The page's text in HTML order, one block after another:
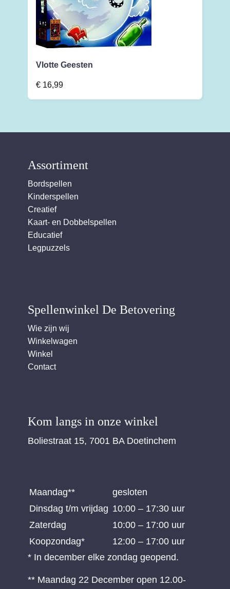
Vlotte Geesten
€ 16,99
Assortiment
Bordspellen
Kinderspellen
Creatief
Kaart- en Dobbelspellen
Educatief
Legpuzzels
Spellenwinkel De Betover​ing
Wie zijn wij
Winkelwagen
Winkel
Contact
Kom langs in onze winkel
Boliestraat 15, 7001 BA Doetinchem
Maandag**
gesloten
Dinsdag t/m vrijdag 10:00 – 17:30 uur
Zaterdag
10:00 – 17:00 uur
Koopzondag*
12:00 – 17:00 uur
* In december elke zondag geopend.
** Maandag 22 December open 12.00-